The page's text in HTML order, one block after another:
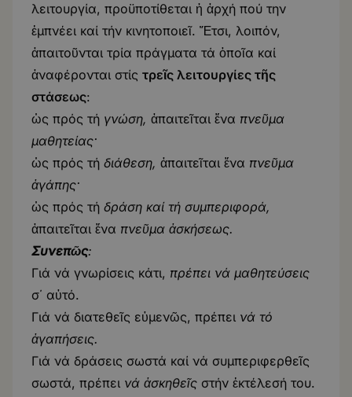
λειτουργία, προϋποτίθεται ἡ ἀρχή πού την
ἐμπνέει καί τήν κινητοποιεῖ. Ἔτσι, λοιπόν,
ἀπαιτοῦνται τρία πράγματα τά ὁποῖα καί
ἀναφέρονται στίς τρεῖς λειτουργίες τῆς
στάσεως:
ὡς πρός τή γνώση, ἀπαιτεῖται ἕνα πνεῦμα
μαθητείας·
ὡς πρός τή διάθεση, ἀπαιτεῖται ἕνα πνεῦμα
ἀγάπης·
ὡς πρός τή δράση καί τή συμπεριφορά,
ἀπαιτεῖται ἕνα πνεῦμα ἀσκήσεως.
Συνεπῶς:
Γιά νά γνωρίσεις κάτι, πρέπει νά μαθητεύσεις
σ΄ αὐτό.
Γιά νά διατεθεῖς εὐμενῶς, πρέπει νά τό
ἀγαπήσεις.
Γιά νά δράσεις σωστά καί νά συμπεριφερθεῖς
σωστά, πρέπει νά ἀσκηθεῖς στήν ἐκτέλεσή του.